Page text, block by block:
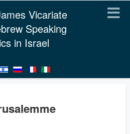
Vicariate
Speaking
in Israel